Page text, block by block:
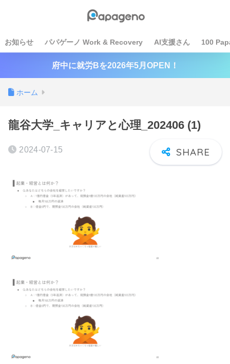
お知らせ パパゲーノ Work & Recovery AI支援さん 100
府中に就労Bを2026年5月OPEN！
ホーム
龍谷大学_キャリアと心理_202406 (1)
2024-07-15